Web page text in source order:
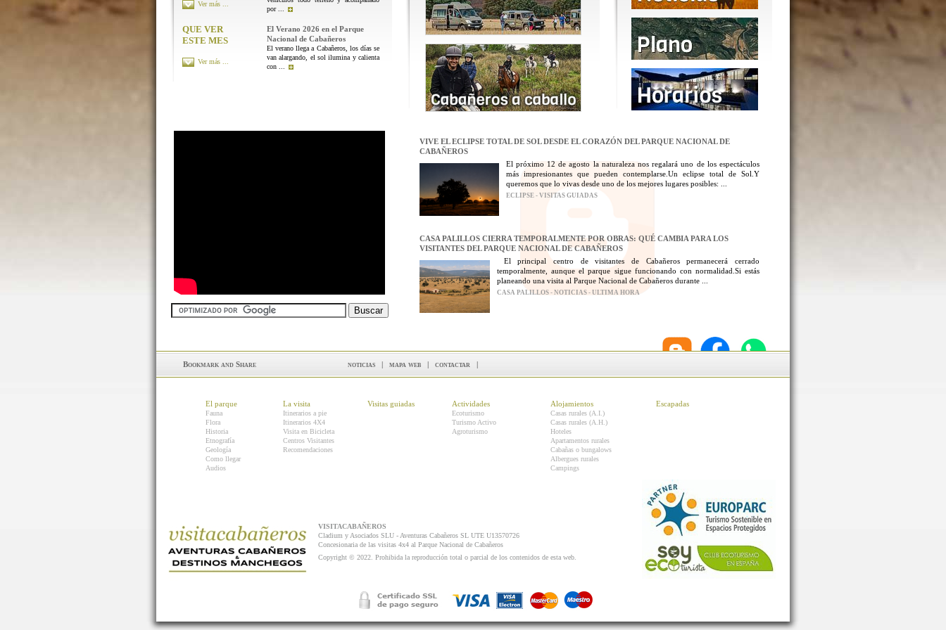
por ...
Ver más ...
QUE VER
ESTE MES
El Verano 2026 en el Parque
Nacional de Cabañeros
El verano llega a Cabañeros, los días se
van alargando, el sol ilumina y calienta
con ...
Ver más ...
VIVE EL ECLIPSE TOTAL DE SOL DESDE EL CORAZÓN DEL PARQUE NACIONAL DE
CABAÑEROS
El próximo 12 de agosto la naturaleza nos regalará uno de los espectáculos
más impresionantes que pueden contemplarse.Un eclipse total de Sol.Y
queremos que lo vivas desde uno de los mejores lugares posibles: ...
ECLIPSE - VISITAS GUIADAS
CASA PALILLOS CIERRA TEMPORALMENTE POR OBRAS: QUÉ CAMBIA PARA LOS
VISITANTES DEL PARQUE NACIONAL DE CABAÑEROS
El principal centro de visitantes de Cabañeros permanecerá cerrado
temporalmente, aunque el parque sigue funcionando con normalidad.Si estás
planeando una visita al Parque Nacional de Cabañeros durante ...
CASA PALILLOS - NOTICIAS - ULTIMA HORA
noticias | mapa web | contactar |
El parque
Fauna
Flora
Historia
Etnografía
Geología
Como llegar
Audios
La visita
Itinerarios a pie
Itinerarios 4X4
Visita en Bicicleta
Centros Visitantes
Recomendaciones
Visitas guiadas Actividades
Ecoturismo
Turismo Activo
Agroturismo
Alojamientos
Casas rurales (A.I.)
Casas rurales (A.H.)
Hoteles
Apartamentos rurales
Cabañas o bungalows
Albergues rurales
Campings
Escapadas
VISITACABAÑEROS
Cladium y Asociados SLU - Aventuras Cabañeros SL UTE U13570726
Concesionaria de las visitas 4x4 al Parque Nacional de Cabañeros
Copyright © 2022. Prohibida la reproducción total o parcial de los contenidos de esta web.